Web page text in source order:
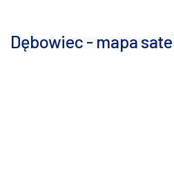
Dębowiec - mapa